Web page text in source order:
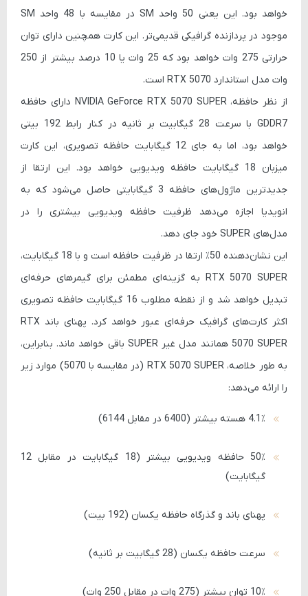
خواهد بود. این یعنی 50 واحد SM در مقایسه با 48 واحد SM
موجود در پردازنده گرافیکی قدیمی‌تر. این کارت همچنین دارای توان
حرارتی 275 وات خواهد بود که 25 وات یا 10 درصد بیشتر از 250
وات مدل استاندارد RTX 5070 است.
از نظر حافظه، NVIDIA GeForce RTX 5070 SUPER دارای حافظه
GDDR7 با سرعت 28 گیگابیت بر ثانیه در کنار رابط 192 بیتی
خواهد بود، اما به جای 12 گیگابایت حافظه تصویری، این کارت
میزبان 18 گیگابایت حافظه ویدیویی خواهد بود. این ارتقا از
جدیدترین ماژول‌های حافظه 3 گیگابایتی حاصل می‌شود که به
انویدیا اجازه می‌دهد ظرفیت حافظه ویدیویی بیشتری را در
مدل‌های SUPER خود جای دهد.
این نشان‌دهنده 50٪ ارتقا در ظرفیت حافظه است و با 18 گیگابایت،
RTX 5070 SUPER به گزینه‌ای مطمئن برای گیمرهای حرفه‌ای
تبدیل خواهد شد و از نقطه مطلوب 16 گیگابایت حافظه تصویری
اکثر کارت‌های گرافیک حرفه‌ای عبور خواهد کرد. پهنای باند RTX
5070 SUPER همانند مدل غیر SUPER باقی خواهد ماند. بنابراین،
به طور خلاصه، RTX 5070 SUPER (در مقایسه با 5070) موارد زیر
را ارائه می‌دهد:
4.1٪ هسته بیشتر (6400 در مقابل 6144)
50٪ حافظه ویدیویی بیشتر (18 گیگابایت در مقابل 12
گیگابایت)
پهنای باند و گذرگاه حافظه یکسان (192 بیت)
سرعت حافظه یکسان (28 گیگابیت بر ثانیه)
10٪ توان بیشتر (275 وات در مقابل 250 وات)